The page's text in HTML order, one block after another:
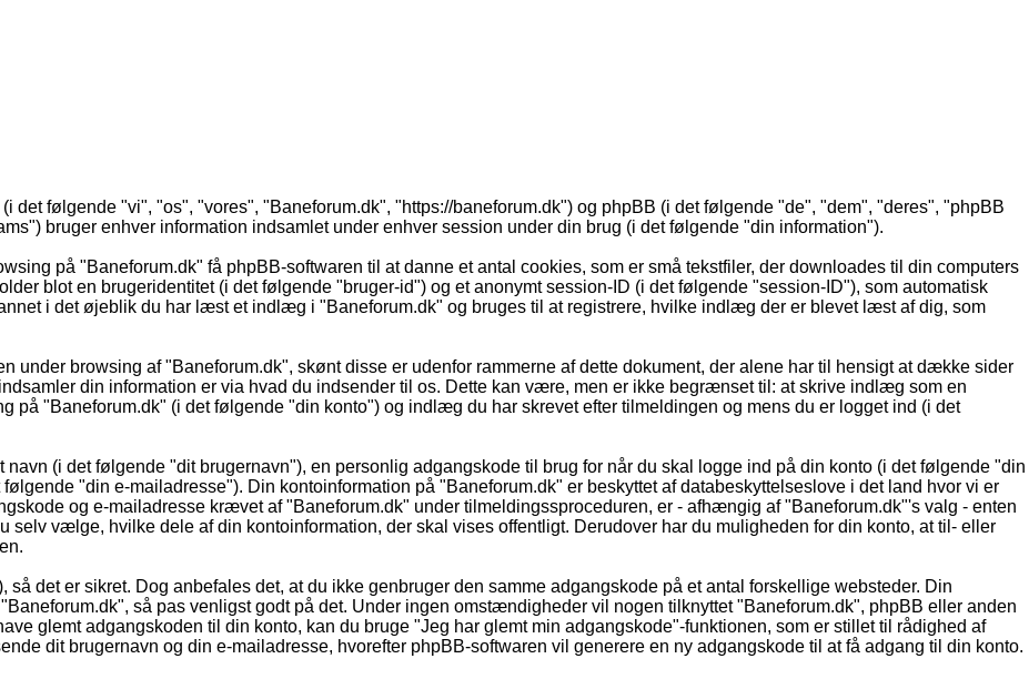
det følgende "vi", "os", "vores", "Baneforum.dk", "https://baneforum.dk") og phpBB (i det følgende "de", "dem", "deres", "phpBB
bruger enhver information indsamlet under enhver session under din brug (i det følgende "din information").
på "Baneforum.dk" få phpBB-softwaren til at danne et antal cookies, som er små tekstfiler, der downloades til din computers
blot en brugeridentitet (i det følgende "bruger-id") og et anonymt session-ID (i det følgende "session-ID"), som automatisk
i det øjeblik du har læst et indlæg i "Baneforum.dk" og bruges til at registrere, hvilke indlæg der er blevet læst af dig, som
under browsing af "Baneforum.dk", skønt disse er udenfor rammerne af dette dokument, der alene har til hensigt at dække sider
din information er via hvad du indsender til os. Dette kan være, men er ikke begrænset til: at skrive indlæg som en
på "Baneforum.dk" (i det følgende "din konto") og indlæg du har skrevet efter tilmeldingen og mens du er logget ind (i det
(i det følgende "dit brugernavn"), en personlig adgangskode til brug for når du skal logge ind på din konto (i det følgende "din
"din e-mailadresse"). Din kontoinformation på "Baneforum.dk" er beskyttet af databeskyttelseslove i det land hvor vi er
og e-mailadresse krævet af "Baneforum.dk" under tilmeldingssproceduren, er - afhængig af "Baneforum.dk"'s valg - enten
vælge, hvilke dele af din kontoinformation, der skal vises offentligt. Derudover har du muligheden for din konto, at til- eller
det er sikret. Dog anbefales det, at du ikke genbruger den samme adgangskode på et antal forskellige websteder. Din
så pas venligst godt på det. Under ingen omstændigheder vil nogen tilknyttet "Baneforum.dk", phpBB eller anden
glemt adgangskoden til din konto, kan du bruge "Jeg har glemt min adgangskode"-funktionen, som er stillet til rådighed af
dit brugernavn og din e-mailadresse, hvorefter phpBB-softwaren vil generere en ny adgangskode til at få adgang til din konto.